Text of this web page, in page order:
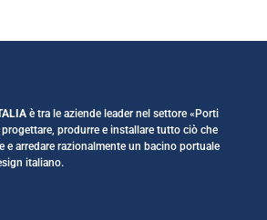
è tra le aziende leader nel settore «Porti
produrre e installare tutto ciò che
e arredare razionalmente un bacino portuale
italiano.